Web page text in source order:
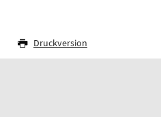
Druckversion